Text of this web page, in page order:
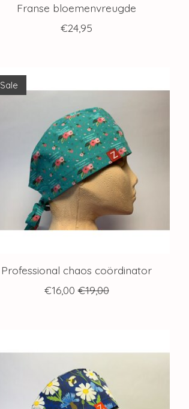
Franse bloemenvreugde
€24,95
Sale
Professional chaos coördinator
€16,00 €19,00